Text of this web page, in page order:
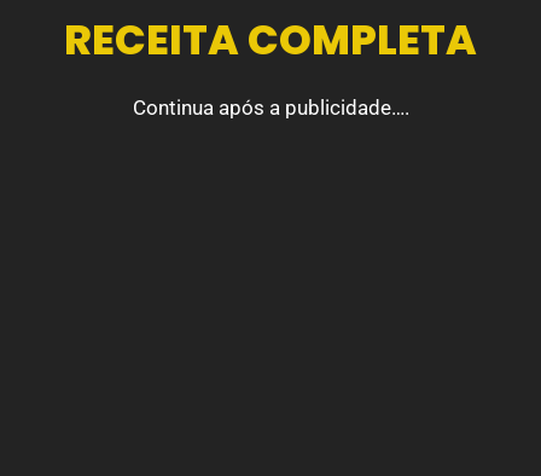
RECEITA COMPLETA
Continua após a publicidade….